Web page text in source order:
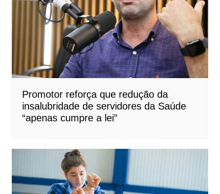
Promotor reforça que redução da
insalubridade de servidores da Saúde
“apenas cumpre a lei”